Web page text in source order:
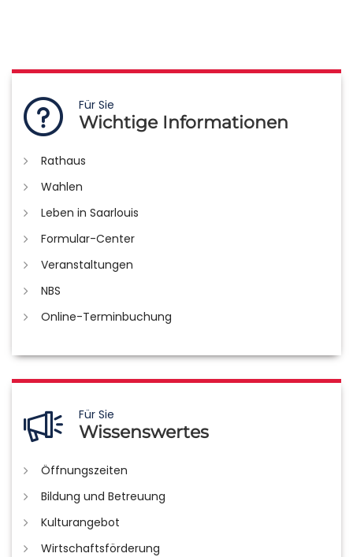
Für Sie
Wichtige Informationen
Rathaus
Wahlen
Leben in Saarlouis
Formular-Center
Veranstaltungen
NBS
Online-Terminbuchung
Für Sie
Wissenswertes
Öffnungszeiten
Bildung und Betreuung
Kulturangebot
Wirtschaftsförderung